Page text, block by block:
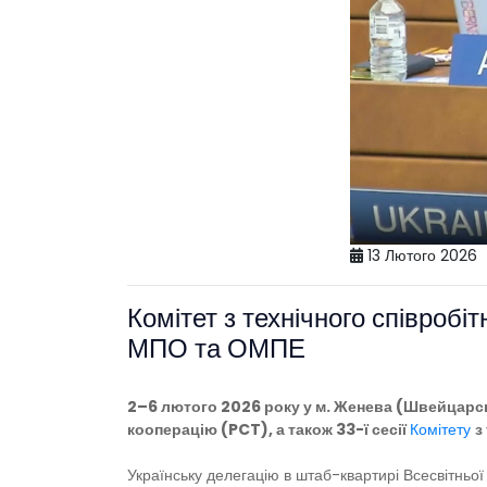
13 Лютого 2026
Комітет з технічного
МПО та ОМПЕ
2–6 лютого 2026 року у м. Женева
кооперацію (PCT), а також 33-ї сесіїКомітету з
Українську делегацію в штаб-квартирі Всесвітньої